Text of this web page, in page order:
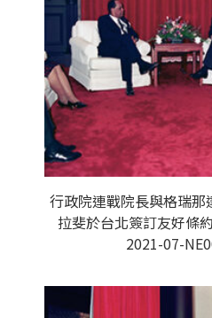
行政院連戰院長與格瑞那
拉斐於台北簽訂友好條
2021-07-